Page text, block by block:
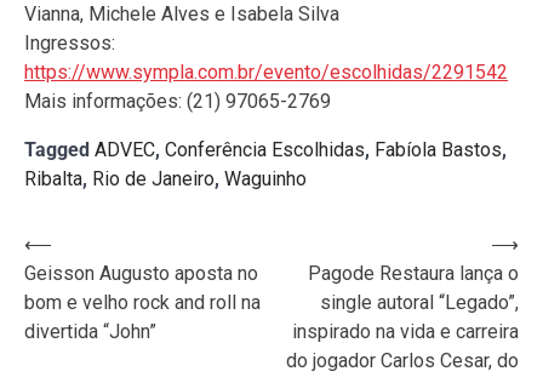
Vianna, Michele Alves e Isabela Silva
Ingressos:
https://www.sympla.com.br/evento/escolhidas/2291542
Mais informações: (21) 97065-2769
Tagged ADVEC, Conferência Escolhidas, Fabíola Bastos,
Ribalta, Rio de Janeiro, Waguinho
Navegação
de
Post
⟵
Geisson Augusto aposta no
bom e velho rock and roll na
divertida “John”
Pagode Restaura lança o
single autoral “Legado”,
inspirado na vida e carreira
do jogador Carlos Cesar, do
⟶